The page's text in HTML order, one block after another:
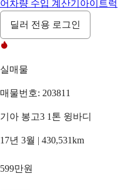
어 차량 수입 계산기 아이트럭
딜러 전용 로그인
실매물
매물번호: 203811
기아 봉고3 1톤 윙바디
17년 3월 | 430,531km
599만원